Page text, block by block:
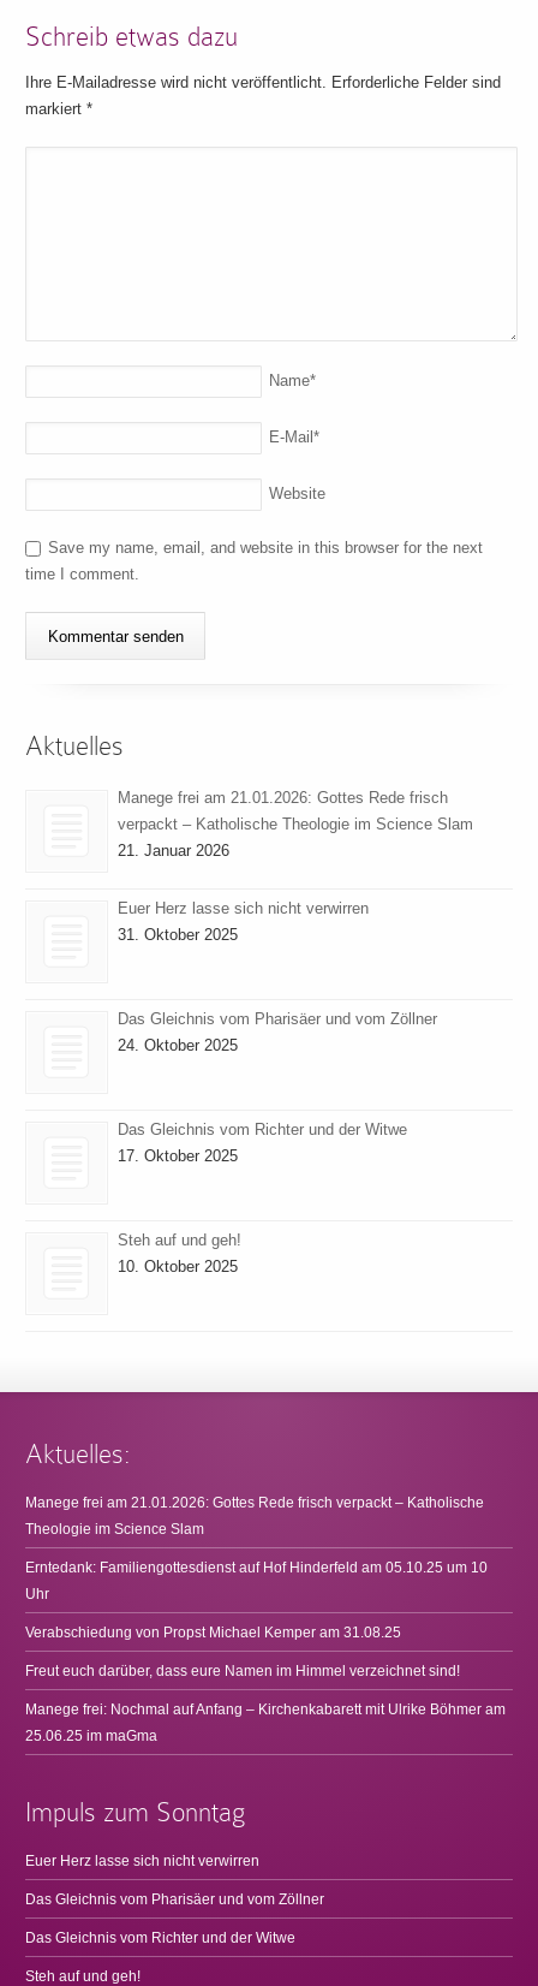
Schreib etwas dazu
Ihre E-Mailadresse wird nicht veröffentlicht. Erforderliche Felder sind
markiert*
Name*
E-Mail*
Website
Save my name, email, and website in this browser for the next
time I comment.
Aktuelles
Manege frei am 21.01.2026: Gottes Rede frisch
verpackt – Katholische Theologie im Science Slam
21. Januar 2026
Euer Herz lasse sich nicht verwirren
31. Oktober 2025
Das Gleichnis vom Pharisäer und vom Zöllner
24. Oktober 2025
Das Gleichnis vom Richter und der Witwe
17. Oktober 2025
Steh auf und geh!
10. Oktober 2025
Aktuelles:
Manege frei am 21.01.2026: Gottes Rede frisch verpackt – Katholische
Theologie im Science Slam
Erntedank: Familiengottesdienst auf Hof Hinderfeld am 05.10.25 um 10
Uhr
Verabschiedung von Propst Michael Kemper am 31.08.25
Freut euch darüber, dass eure Namen im Himmel verzeichnet sind!
Manege frei: Nochmal auf Anfang – Kirchenkabarett mit Ulrike Böhmer am
25.06.25 im maGma
Impuls zum Sonntag
Euer Herz lasse sich nicht verwirren
Das Gleichnis vom Pharisäer und vom Zöllner
Das Gleichnis vom Richter und der Witwe
Steh auf und geh!